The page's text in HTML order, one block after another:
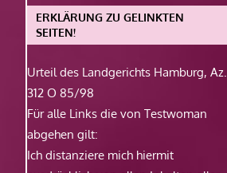
ERKLÄRUNG ZU GELINKTEN
SEITEN!
Urteil des Landgerichts Hamburg, Az.
312 O 85/98
Für alle Links die von Testwoman
abgehen gilt:
Ich distanziere mich hiermit